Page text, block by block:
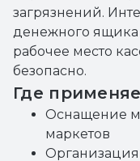
загрязнений.
денежного ящика
рабочее место
безопасно.
Где
Оснащение
маркетов
Организация